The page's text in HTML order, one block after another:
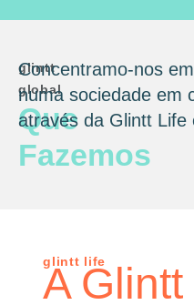
glintt
global
Que
Fazemos
Concentramo-nos
numa sociedade em
através da Glintt Life
glintt life
A